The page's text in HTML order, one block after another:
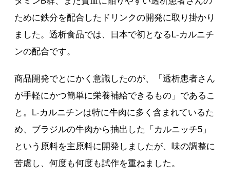
ために鉄分を配合したドリンクの開発に取り掛かり
ました。透析食品では、日本で初となるL-カルニチ
ンの配合です。
商品開発でとにかく意識したのが、「透析患者さん
が手軽にかつ簡単に栄養補給できるもの」であるこ
と。L-カルニチンは特に牛肉に多く含まれているた
め、ブラジルの牛肉から抽出した「カルニッチ5」
という原料を主原料に開発しましたが、味の調整に
苦慮し、何度も何度も試作を重ねました。